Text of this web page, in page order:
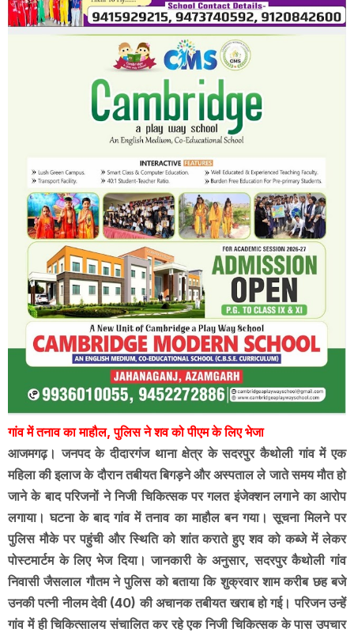
गांव में तनाव का माहौल, पुलिस ने शव को पीएम के लिए भेजा
आजमगढ़। जनपद के दीदारगंज थाना क्षेत्र के सदरपुर कैथोली गांव में एक
महिला की इलाज के दौरान तबीयत बिगड़ने और अस्पताल ले जाते समय मौत हो
जाने के बाद परिजनों ने निजी चिकित्सक पर गलत इंजेक्शन लगाने का आरोप
लगाया। घटना के बाद गांव में तनाव का माहौल बन गया। सूचना मिलने पर
पुलिस मौके पर पहुंची और स्थिति को शांत कराते हुए शव को कब्जे में लेकर
पोस्टमार्टम के लिए भेज दिया। जानकारी के अनुसार, सदरपुर कैथोली गांव
निवासी जैसलाल गौतम ने पुलिस को बताया कि शुक्रवार शाम करीब छह बजे
उनकी पत्नी नीलम देवी (40) की अचानक तबीयत खराब हो गई। परिजन उन्हें
गांव में ही चिकित्सालय संचालित कर रहे एक निजी चिकित्सक के पास उपचार